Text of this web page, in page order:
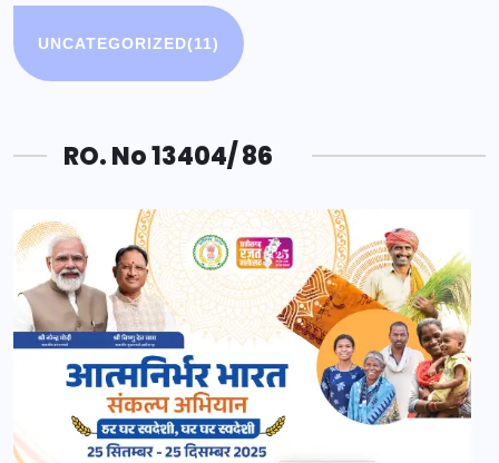
UNCATEGORIZED(11)
RO. No 13404/ 86